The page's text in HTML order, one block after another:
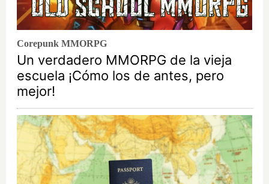
Corepunk MMORPG
Un verdadero MMORPG de la vieja
escuela ¡Cómo los de antes, pero
mejor!